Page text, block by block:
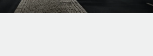
人力资源功能